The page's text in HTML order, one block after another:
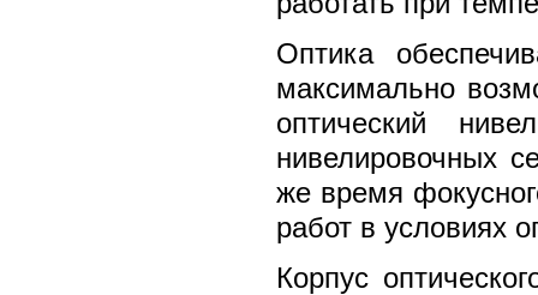
Оптика
максимально
оптический
нивелировочных
же время
работ в условиях
Корпус